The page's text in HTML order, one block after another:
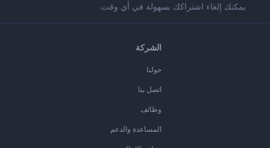
يمكنك إلغاء اشتراكك بسهولة في أي وقت.
الشركة
حولنا
اتصل بنا
وظائف
المساعدة والدعم